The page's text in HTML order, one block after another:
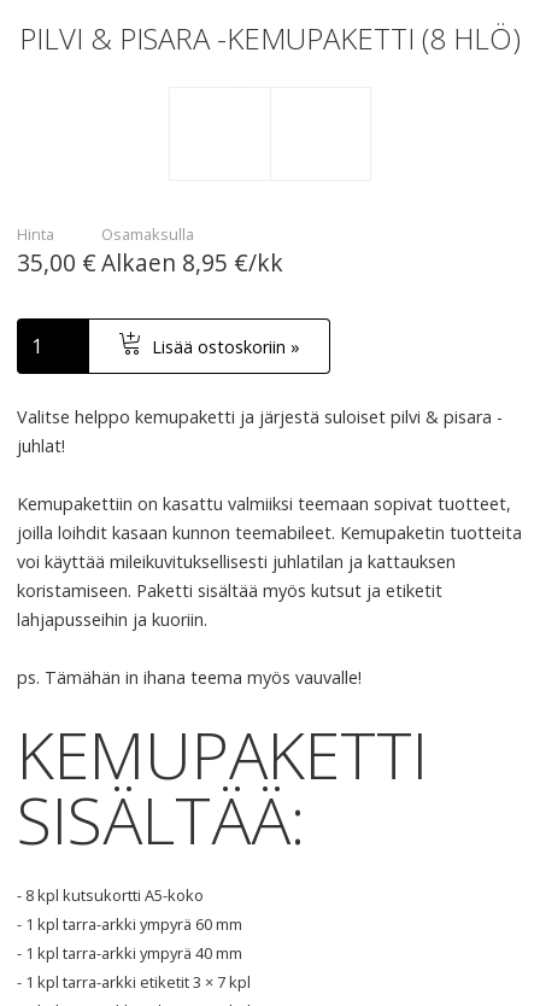
PILVI & PISARA -KEMUPAKETTI (8 HLÖ)
Hinta
35,00 €
Osamaksulla
Alkaen 8,95 €/kk
Lisää ostoskoriin »
Valitse helppo kemupaketti ja järjestä suloiset pilvi & pisara -
juhlat!
Kemupakettiin on kasattu valmiiksi teemaan sopivat tuotteet,
joilla loihdit kasaan kunnon teemabileet. Kemupaketin tuotteita
voi käyttää mileikuvituksellisesti juhlatilan ja kattauksen
koristamiseen. Paketti sisältää myös kutsut ja etiketit
lahjapusseihin ja kuoriin.
ps. Tämähän in ihana teema myös vauvalle!
KEMUPAKETTI
SISÄLTÄÄ:
- 8 kpl kutsukortti A5-koko
- 1 kpl tarra-arkki ympyrä 60 mm
- 1 kpl tarra-arkki ympyrä 40 mm
- 1 kpl tarra-arkki etiketit 3 × 7 kpl